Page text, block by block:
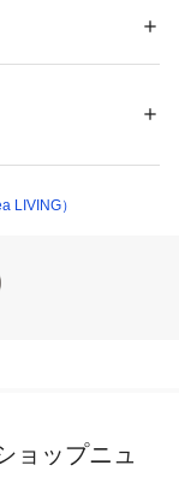
丸洗いができるウ
LIVING）
ョップニュ